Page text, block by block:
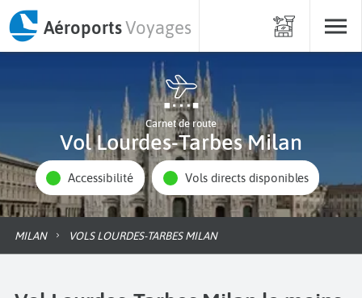
AéroportsVoyages
Carnet de route
Vol Lourdes-Tarbes Milan
Accessibilité Vols directs disponibles
MILAN VOLS LOURDES-TARBES MILAN